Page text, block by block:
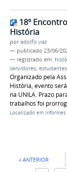
18º
História
poradolfo.vaz
— publicado 23/06/
— registrado em:
servidores, estudantes
Organizado pela
História, evento
na UNILA. Prazo
trabalhos foi
Localizado em Informes
« ANTERIOR